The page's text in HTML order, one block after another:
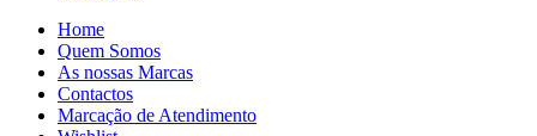
Home
Quem Somos
As nossas Marcas
Contactos
Marcação de Atendimento